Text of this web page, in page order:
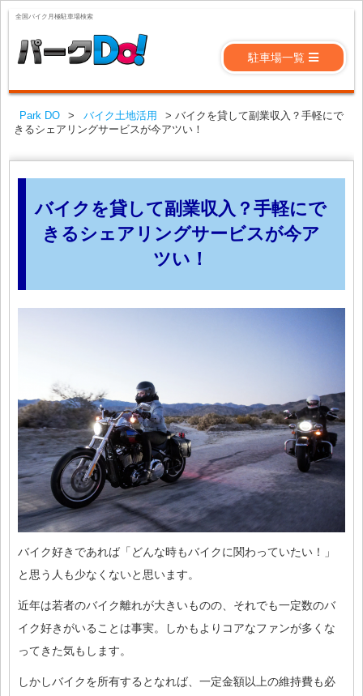
全国バイク月極駐車場検索
駐車場一覧
Park DO > バイク土地活用 > バイクを貸して副業収入？手軽にで
きるシェアリングサービスが今アツい！
バイクを貸して副業収入？手軽にで
きるシェアリングサービスが今ア
ツい！
バイク好きであれば「どんな時もバイクに関わっていたい！」
と思う人も少なくないと思います。
近年は若者のバイク離れが大きいものの、それでも一定数のバ
イク好きがいることは事実。しかもよりコアなファンが多くな
ってきた気もします。
しかしバイクを所有するとなれば、一定金額以上の維持費も必